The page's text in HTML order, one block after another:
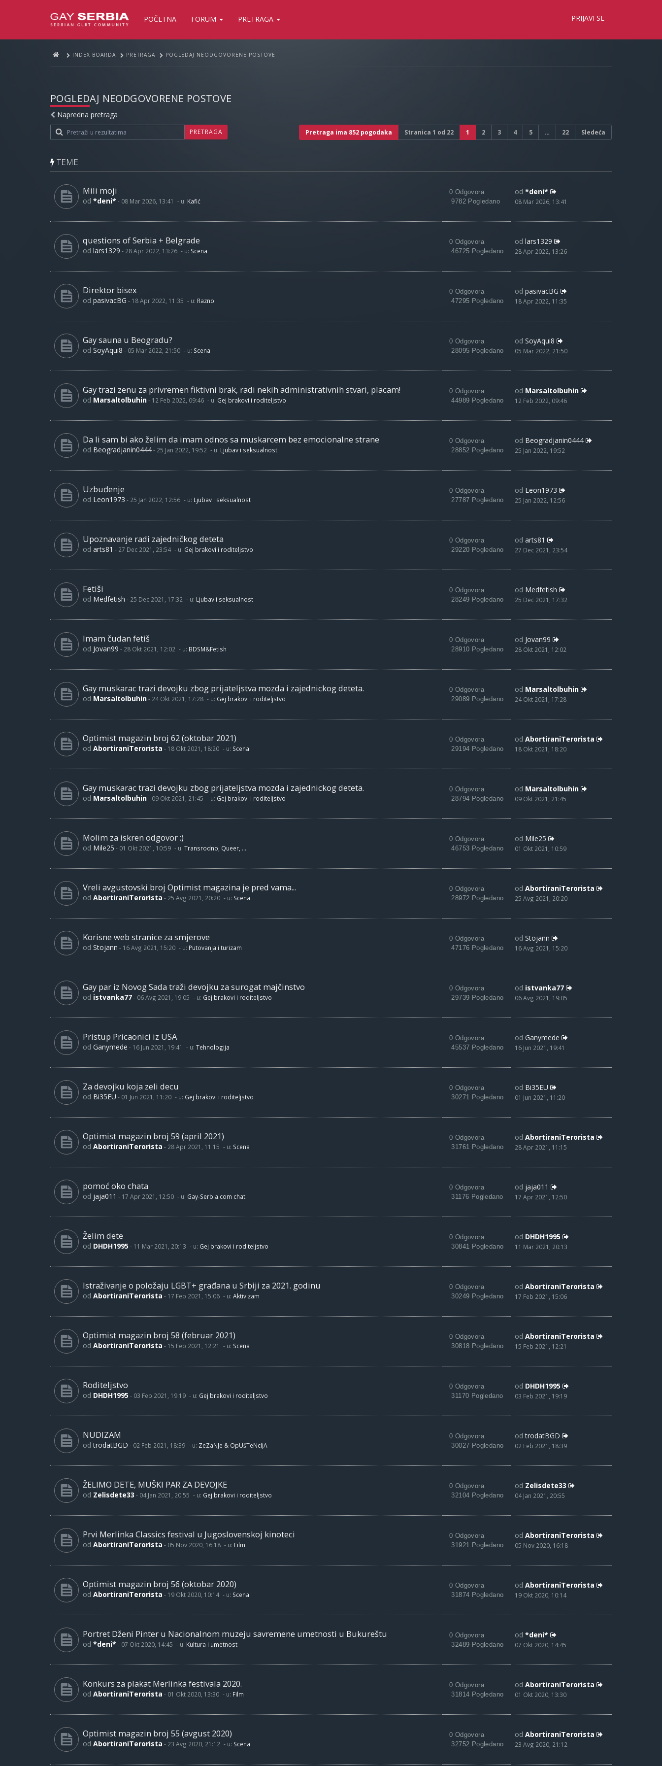
POČETNA FORUM PRETRAGA PRIJAVI SE
INDEX BOARDA PRETRAGA POGLEDAJ NEODGOVORENE POSTOVE
POGLEDAJ NEODGOVORENE POSTOVE
Napredna pretraga
PRETRAGA Pretraga ima 852 pogodaka Stranica 1 od 22 1 2 3 4 5 … 22 Sledeća
TEME
Mili moji
od *deni* - 08 Mar 2026, 13:41 - u: Kafić
0 Odgovora
9782 Pogledano
od *deni*
08 Mar 2026, 13:41
questions of Serbia + Belgrade
od lars1329 - 28 Apr 2022, 13:26 - u: Scena
0 Odgovora
46725 Pogledano
od lars1329
28 Apr 2022, 13:26
Direktor bisex
od pasivacBG - 18 Apr 2022, 11:35 - u: Razno
0 Odgovora
47295 Pogledano
od pasivacBG
18 Apr 2022, 11:35
Gay sauna u Beogradu?
od SoyAqui8 - 05 Mar 2022, 21:50 - u: Scena
0 Odgovora
28095 Pogledano
od SoyAqui8
05 Mar 2022, 21:50
Gay trazi zenu za privremen fiktivni brak, radi nekih administrativnih stvari, placam!
od Marsaltolbuhin- 12 Feb 2022, 09:46 - u: Gej brakovi i roditeljstvo
0 Odgovora
44989 Pogledano
od Marsaltolbuhin
12 Feb 2022, 09:46
Da li sam bi ako želim da imam odnos sa muskarcem bez emocionalne strane
od Beogradjanin0444- 25 Jan 2022, 19:52 - u: Ljubav i seksualnost
0 Odgovora
28852 Pogledano
od Beogradjanin0444
25 Jan 2022, 19:52
Uzbuđenje
od Leon1973 - 25 Jan 2022, 12:56 - u: Ljubav i seksualnost
0 Odgovora
27787 Pogledano
od Leon1973
25 Jan 2022, 12:56
Upoznavanje radi zajedničkog deteta
od arts81 - 27 Dec 2021, 23:54 - u: Gej brakovi i roditeljstvo
0 Odgovora
29220 Pogledano
od arts81
27 Dec 2021, 23:54
Fetiši
od Medfetish - 25 Dec 2021, 17:32 - u: Ljubav i seksualnost
0 Odgovora
28249 Pogledano
od Medfetish
25 Dec 2021, 17:32
Imam čudan fetiš
od Jovan99 - 28 Okt 2021, 12:02 - u: BDSM&Fetish
0 Odgovora
28910 Pogledano
od Jovan99
28 Okt 2021, 12:02
Gay muskarac trazi devojku zbog prijateljstva mozda i zajednickog deteta.
od Marsaltolbuhin- 24 Okt 2021, 17:28 - u: Gej brakovi i roditeljstvo
0 Odgovora
29089 Pogledano
od Marsaltolbuhin
24 Okt 2021, 17:28
Optimist magazin broj 62 (oktobar 2021)
od AbortiraniTerorista - 18 Okt 2021, 18:20 - u: Scena
0 Odgovora
29194 Pogledano
od AbortiraniTerorista
18 Okt 2021, 18:20
Gay muskarac trazi devojku zbog prijateljstva mozda i zajednickog deteta.
od Marsaltolbuhin- 09 Okt 2021, 21:45 - u: Gej brakovi i roditeljstvo
0 Odgovora
28794 Pogledano
od Marsaltolbuhin
09 Okt 2021, 21:45
Molim za iskren odgovor :)
od Mile25 - 01 Okt 2021, 10:59 - u: Transrodno, Queer, ...
0 Odgovora
46753 Pogledano
od Mile25
01 Okt 2021, 10:59
Vreli avgustovski broj Optimist magazina je pred vama...
od AbortiraniTerorista - 25 Avg 2021, 20:20 - u: Scena
0 Odgovora
28972 Pogledano
od AbortiraniTerorista
25 Avg 2021, 20:20
Korisne web stranice za smjerove
od Stojann - 16 Avg 2021, 15:20 - u: Putovanja i turizam
0 Odgovora
47176 Pogledano
od Stojann
16 Avg 2021, 15:20
Gay par iz Novog Sada traži devojku za surogat majčinstvo
od istvanka77- 06 Avg 2021, 19:05 - u: Gej brakovi i roditeljstvo
0 Odgovora
29739 Pogledano
od istvanka77
06 Avg 2021, 19:05
Pristup Pricaonici iz USA
od Ganymede - 16 Jun 2021, 19:41 - u: Tehnologija
0 Odgovora
45537 Pogledano
od Ganymede
16 Jun 2021, 19:41
Za devojku koja zeli decu
od Bi35EU - 01 Jun 2021, 11:20 - u: Gej brakovi i roditeljstvo
0 Odgovora
30271 Pogledano
od Bi35EU
01 Jun 2021, 11:20
Optimist magazin broj 59 (april 2021)
od AbortiraniTerorista - 28 Apr 2021, 11:15 - u: Scena
0 Odgovora
31761 Pogledano
od AbortiraniTerorista
28 Apr 2021, 11:15
pomoć oko chata
od jaja011 - 17 Apr 2021, 12:50 - u: Gay-Serbia.com chat
0 Odgovora
31176 Pogledano
od jaja011
17 Apr 2021, 12:50
Želim dete
od DHDH1995 - 11 Mar 2021, 20:13 - u: Gej brakovi i roditeljstvo
0 Odgovora
30841 Pogledano
od DHDH1995
11 Mar 2021, 20:13
Istraživanje o položaju LGBT+ građana u Srbiji za 2021. godinu
od AbortiraniTerorista - 17 Feb 2021, 15:06 - u: Aktivizam
0 Odgovora
30249 Pogledano
od AbortiraniTerorista
17 Feb 2021, 15:06
Optimist magazin broj 58 (februar 2021)
od AbortiraniTerorista - 15 Feb 2021, 12:21 - u: Scena
0 Odgovora
30818 Pogledano
od AbortiraniTerorista
15 Feb 2021, 12:21
Roditeljstvo
od DHDH1995 - 03 Feb 2021, 19:19 - u: Gej brakovi i roditeljstvo
0 Odgovora
31170 Pogledano
od DHDH1995
03 Feb 2021, 19:19
NUDIZAM
odtrodatBGD - 02 Feb 2021, 18:39 - u: ZeZaNJe & OpUšTeNcIjA
0 Odgovora
30027 Pogledano
odtrodatBGD
02 Feb 2021, 18:39
ŽELIMO DETE, MUŠKI PAR ZA DEVOJKE
od Zelisdete33 - 04 Jan 2021, 20:55 - u: Gej brakovi i roditeljstvo
0 Odgovora
32104 Pogledano
od Zelisdete33
04 Jan 2021, 20:55
Prvi Merlinka Classics festival u Jugoslovenskoj kinoteci
od AbortiraniTerorista - 05 Nov 2020, 16:18 - u: Film
0 Odgovora
31921 Pogledano
od AbortiraniTerorista
05 Nov 2020, 16:18
Optimist magazin broj 56 (oktobar 2020)
od AbortiraniTerorista - 19 Okt 2020, 10:14 - u: Scena
0 Odgovora
31874 Pogledano
od AbortiraniTerorista
19 Okt 2020, 10:14
Portret Dženi Pinter u Nacionalnom muzeju savremene umetnosti u Bukureštu
od *deni* - 07 Okt 2020, 14:45 - u: Kultura i umetnost
0 Odgovora
32489 Pogledano
od *deni*
07 Okt 2020, 14:45
Konkurs za plakat Merlinka festivala 2020.
od AbortiraniTerorista - 01 Okt 2020, 13:30 - u: Film
0 Odgovora
31814 Pogledano
od AbortiraniTerorista
01 Okt 2020, 13:30
Optimist magazin broj 55 (avgust 2020)
od AbortiraniTerorista - 23 Avg 2020, 21:12 - u: Scena
0 Odgovora
32752 Pogledano
od AbortiraniTerorista
23 Avg 2020, 21:12